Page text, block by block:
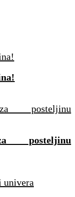
posteljinu